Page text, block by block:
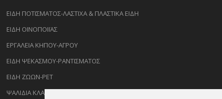
ΕΙΔΗ ΠΟΤΙΣΜΑΤΟΣ-ΛΑΣΤΙΧΑ & ΠΛΑΣΤΙΚΑ ΕΙΔΗ
ΕΙΔΗ ΟΙΝΟΠΟΙΪΑΣ
ΕΡΓΑΛΕΙΑ ΚΗΠΟΥ-ΑΓΡΟΥ
ΕΙΔΗ ΨΕΚΑΣΜΟΥ-ΡΑΝΤΙΣΜΑΤΟΣ
ΕΙΔΗ ΖΩΩΝ-PET
ΨΑΛΙΔΙΑ ΚΛΑΔΕΜΑΤΟΣ